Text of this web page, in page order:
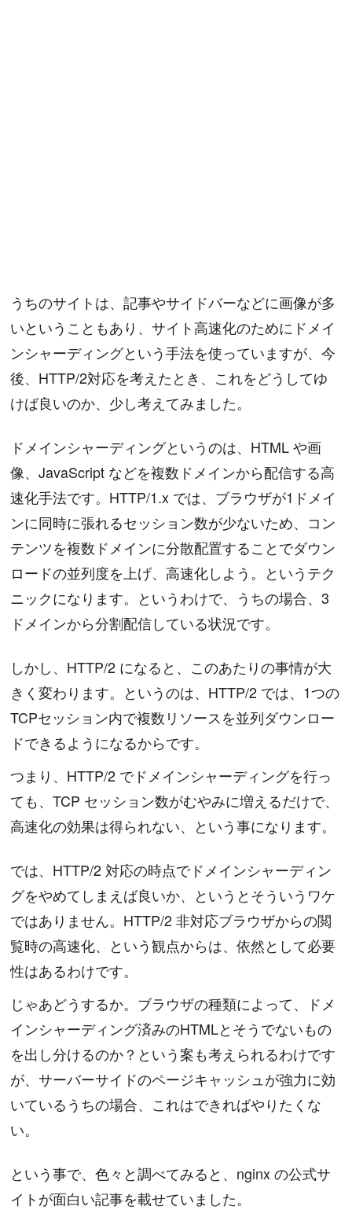
うちのサイトは、記事やサイドバーなどに画像が多
いということもあり、サイト高速化のためにドメイ
ンシャーディングという手法を使っていますが、今
後、HTTP/2対応を考えたとき、これをどうしてゆ
けば良いのか、少し考えてみました。
ドメインシャーディングというのは、HTML や画
像、JavaScript などを複数ドメインから配信する高
速化手法です。HTTP/1.x では、ブラウザが1ドメイ
ンに同時に張れるセッション数が少ないため、コン
テンツを複数ドメインに分散配置することでダウン
ロードの並列度を上げ、高速化しよう。というテク
ニックになります。というわけで、うちの場合、3
ドメインから分割配信している状況です。
しかし、HTTP/2 になると、このあたりの事情が大
きく変わります。というのは、HTTP/2 では、1つの
TCPセッション内で複数リソースを並列ダウンロー
ドできるようになるからです。
つまり、HTTP/2 でドメインシャーディングを行っ
ても、TCP セッション数がむやみに増えるだけで、
高速化の効果は得られない、という事になります。
では、HTTP/2 対応の時点でドメインシャーディン
グをやめてしまえば良いか、というとそういうワケ
ではありません。HTTP/2 非対応ブラウザからの閲
覧時の高速化、という観点からは、依然として必要
性はあるわけです。
じゃあどうするか。ブラウザの種類によって、ドメ
インシャーディング済みのHTMLとそうでないもの
を出し分けるのか？という案も考えられるわけです
が、サーバーサイドのページキャッシュが強力に効
いているうちの場合、これはできればやりたくな
い。
という事で、色々と調べてみると、nginx の公式サ
イトが面白い記事を載せていました。